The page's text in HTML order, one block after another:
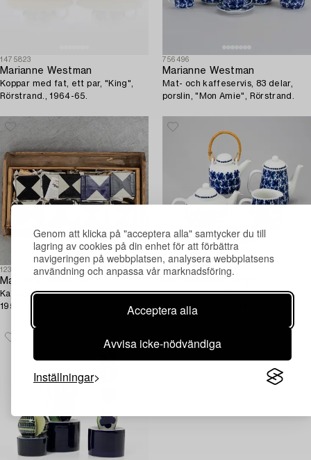
Genom att klicka på "acceptera alla" samtycker du till
lagring av cookies på din enhet för att förbättra
navigeringen på webbplatsen, analysera webbplatsens
användning och anpassa vår marknadsföring.
Acceptera alla
Avvisa icke-nödvändiga
Inställningar
1475823
Marianne Westman
Koppar med fat, ett par, "King",
Rörstrand., 1964-65.
756496
Marianne Westman
Mat- och kaffeservis, 83 delar,
porslin, "Mon Amie", Rörstrand.
1234691
Marianne Westman
Kakelplattor, ca 64 st, Rörstrand,
1950-60-tal.
829997
Te- och kaffeservis, 70 delar,
"Mon Amie", Rörstrand.